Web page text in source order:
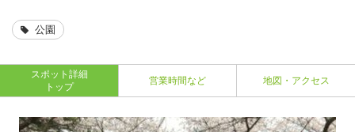
公園
スポット詳細
トップ
営業時間など 地図・アクセス